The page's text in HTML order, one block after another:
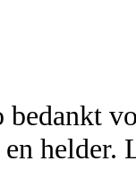
bedankt
helder.